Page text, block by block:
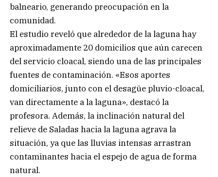
balneario, generando preocupación en la
comunidad.
El estudio reveló que alrededor de la laguna hay
aproximadamente 20 domicilios que aún carecen
del servicio cloacal, siendo una de las principales
fuentes de contaminación. «Esos aportes
domiciliarios, junto con el desagüe pluvio-cloacal,
van directamente a la laguna», destacó la
profesora. Además, la inclinación natural del
relieve de Saladas hacia la laguna agrava la
situación, ya que las lluvias intensas arrastran
contaminantes hacia el espejo de agua de forma
natural.